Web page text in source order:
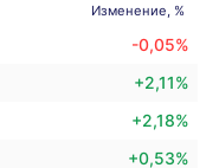
Изменение, %
-0,05%
+2,11%
+2,18%
+0,53%